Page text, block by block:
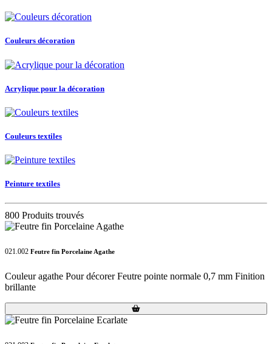
Couleurs décoration
Acrylique pour la décoration
Couleurs textiles
Peinture textiles
800 Produits trouvés
021.002 Feutre fin Porcelaine Agathe
Couleur agathe Pour décorer Feutre pointe normale 0,7 mm Finition
brillante
Loading...
Loading...